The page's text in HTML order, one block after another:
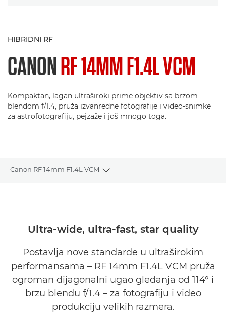
HIBRIDNI RF
CANONRF 14MM F1.4L VCM
Kompaktan, lagan ultraširoki prime objektiv sa brzom
blendom f/1.4, pruža izvanredne fotografije i video-snimke
za astrofotografiju, pejzaže i još mnogo toga.
Canon RF 14mm F1.4L VCM
Toggle breadcrumbs
Podrška
Ultra-wide, ultra-fast, star quality
Postavlja nove standarde u ultraširokim
performansama – RF 14mm F1.4L VCM pruža
ogroman dijagonalni ugao gledanja od 114° i
brzu blendu f/1.4 – za fotografiju i video
produkciju velikih razmera.